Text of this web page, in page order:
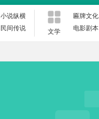
小说纵横
民间传说 文学
匾牌文化
电影剧本